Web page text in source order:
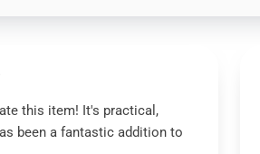
this item! It's practical,
been a fantastic addition to